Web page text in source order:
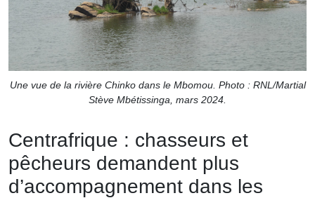
Une vue de la rivière Chinko dans le Mbomou. Photo : RNL/Martial
Stève Mbétissinga, mars 2024.
Centrafrique : chasseurs et
pêcheurs demandent plus
d’accompagnement dans les